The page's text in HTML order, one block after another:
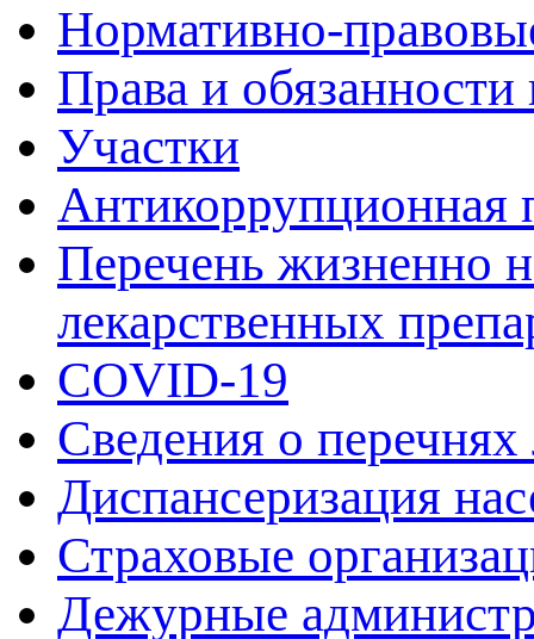
Нормативно-
Права и
Участки
Антикоррупционная
Перечень жизненно
лекарственных
COVID-19
Сведения о перечнях
Диспансеризация
Страховые
Дежурные